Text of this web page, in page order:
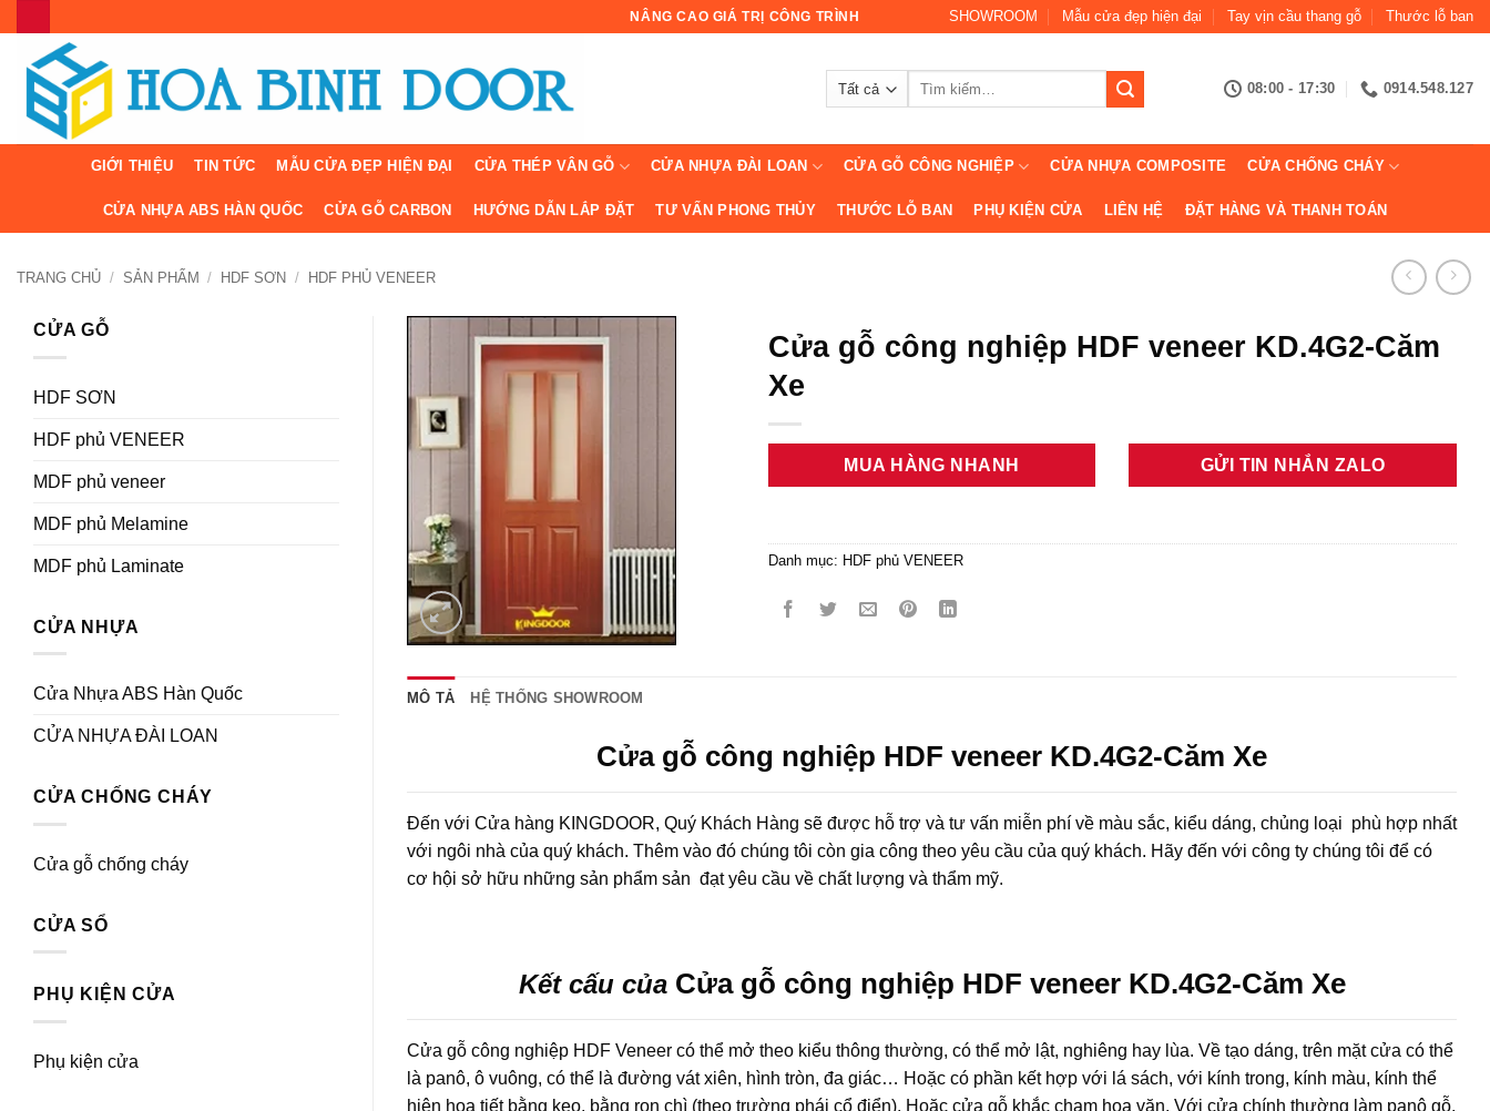
dung
NÂNG CAO GIÁ TRỊ CÔNG TRÌNH SHOWROOM Mẫu cửa đẹp hiện đại Tay vịn cầu thang gỗ Thước lỗ ban
08:00 - 17:30 0914.548.127
GIỚI THIỆU TIN TỨC MẪU CỬA ĐẸP HIỆN ĐẠI CỬA THÉP VÂN GỖ CỬA NHỰA ĐÀI LOAN CỬA GỖ CÔNG NGHIỆP CỬA NHỰA COMPOSITE CỬA CHỐNG CHÁY
CỬA NHỰA ABS HÀN QUỐC CỬA GỖ CARBON HƯỚNG DẪN LẮP ĐẶT TƯ VẤN PHONG THỦY THƯỚC LỖ BAN PHỤ KIỆN CỬA LIÊN HỆ ĐẶT HÀNG VÀ THANH TOÁN
TRANG CHỦ / SẢN PHẨM / HDF SƠN / HDF PHỦ VENEER
CỬA GỖ
HDF SƠN
HDF phủ VENEER
MDF phủ veneer
MDF phủ Melamine
MDF phủ Laminate
CỬA NHỰA
Cửa Nhựa ABS Hàn Quốc
CỬA NHỰA ĐÀI LOAN
CỬA CHỐNG CHÁY
Cửa gỗ chống cháy
CỬA SỔ
PHỤ KIỆN CỬA
Phụ kiện cửa
Cửa gỗ công nghiệp HDF veneer KD.4G2-Căm
Xe
MUA HÀNG NHANH GỬI TIN NHẮN ZALO
Danh mục: HDF phủ VENEER
MÔ TẢ HỆ THỐNG SHOWROOM
Cửa gỗ công nghiệp HDF veneer KD.4G2-Căm Xe
Đến với Cửa hàng KINGDOOR, Quý Khách Hàng sẽ được hỗ trợ và tư vấn miễn phí về màu sắc, kiểu dáng, chủng loại phù hợp nhất
với ngôi nhà của quý khách. Thêm vào đó chúng tôi còn gia công theo yêu cầu của quý khách. Hãy đến với công ty chúng tôi để có
cơ hội sở hữu những sản phẩm sản đạt yêu cầu về chất lượng và thẩm mỹ.
Kết cấu của Cửa gỗ công nghiệp HDF veneer KD.4G2-Căm Xe
Cửa gỗ công nghiệp HDF Veneer có thể mở theo kiểu thông thường, có thể mở lật, nghiêng hay lùa. Về tạo dáng, trên mặt cửa có thể
là panô, ô vuông, có thể là đường vát xiên, hình tròn, đa giác… Hoặc có phần kết hợp với lá sách, với kính trong, kính màu, kính thể
hiện họa tiết bằng keo, bằng ron chì (theo trường phái cổ điển). Hoặc cửa gỗ khắc chạm hoa văn. Với cửa chính thường làm panô gỗ,